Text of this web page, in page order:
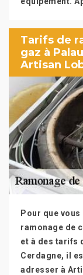
Tarifs de
gaz à
Artisan
Pour que
ramonage de
et à des tarifs
Cerdagne, il
adresser à